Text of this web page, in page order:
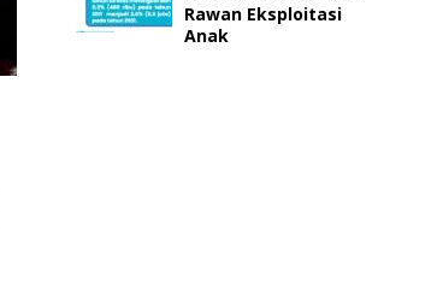
Rawan Eksploitasi
Anak